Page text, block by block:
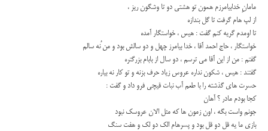
مامانِ خدابیامرزم همون تو هشتی دو تا وشگون ریز ،
از لپ هام گرفت تا گل بندازه
تا اومدم گریه کنم گفت : هیس ، خواستگار آمده
خواستگار ، حاج احمد آقا ، خدا بیامرز چهل و دو سالش بود و من ُنه سالم
گفتم : من از این آقا می ترسم ، دو سال از بابام بزرگتره
گفتند : هیس ، شکون نداره عروس زیاد حرف بزنه و تو کار نه بیاره
حسرت های گذشته را با طعم آب نبات قیچی فرو داد و گفت :
کجا بودم مادر ؟ آهان
جونم واست بگه ، اون زمون ها که مثل الان عروسک نبود
بازی ما یه قل دو قل بود و پسرهام الک دو لک و هفت سنگ